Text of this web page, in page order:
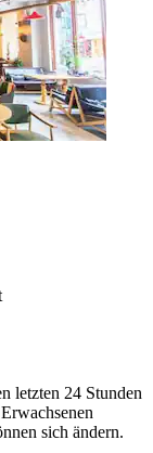
letzten 24 Stunden
sich ändern.